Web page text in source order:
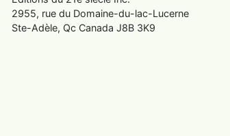
2955, rue du Domaine-du-lac-Lucerne
Ste-Adèle, Qc Canada J8B 3K9